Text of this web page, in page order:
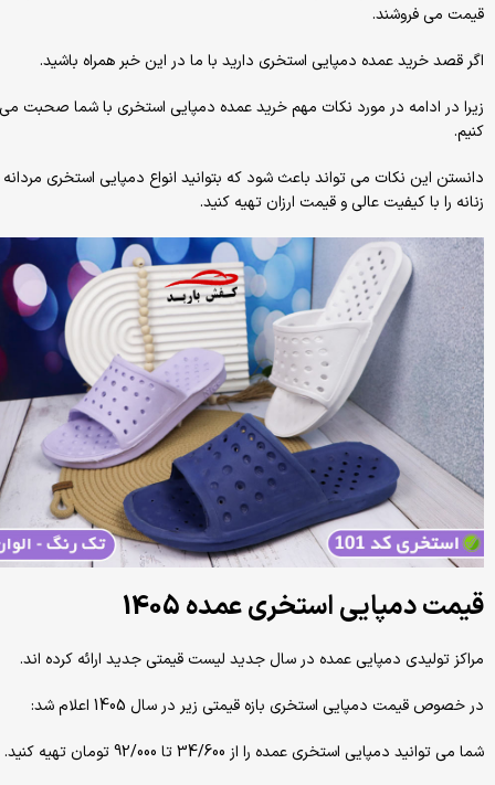
قیمت می فروشند.
اگر قصد خرید عمده دمپایی استخری دارید با ما در این خبر همراه باشید.
زیرا در ادامه در مورد نکات مهم خرید عمده دمپایی استخری با شما صحبت می
کنیم.
دانستن این نکات می تواند باعث شود که بتوانید انواع دمپایی استخری
زنانه را با کیفیت عالی و قیمت ارزان تهیه کنید.
قیمت دمپایی استخری عمده 1405
مراکز تولیدی دمپایی عمده در سال جدید لیست قیمتی جدید ارائه کرده اند.
در خصوص قیمت دمپایی استخری بازه قیمتی زیر در سال 1405 اعلام شد:
شما می توانید دمپایی استخری عمده را از 34/600 تا 92/000 تومان تهیه کنید.